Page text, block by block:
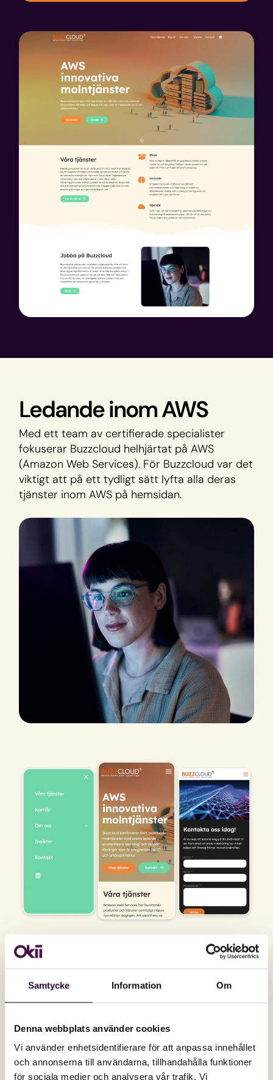
Samtycke Information Om
Denna webbplats använder cookies
Vi använder enhetsidentifierare för att anpassa innehållet
och annonserna till användarna, tillhandahålla funktioner
för sociala medier och analysera vår trafik. Vi
Ledande inom AWS
Med ett team av certifierade specialister
fokuserar Buzzcloud helhjärtat på AWS
(Amazon Web Services). För Buzzcloud var det
viktigt att på ett tydligt sätt lyfta alla deras
tjänster inom AWS på hemsidan.
Mobil i fokus
Pigment ser alltid till att besökaren får en
optimal användarupplevelse oavsett om
hemsidan visas på en dator, surfplatta eller
mobiltelefon.